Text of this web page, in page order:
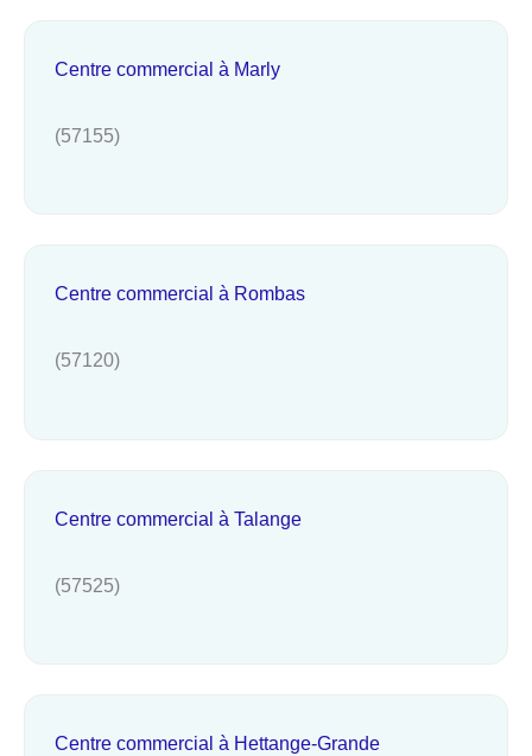
Centre commercial à Marly
(57155)
Centre commercial à Rombas
(57120)
Centre commercial à Talange
(57525)
Centre commercial à Hettange-Grande